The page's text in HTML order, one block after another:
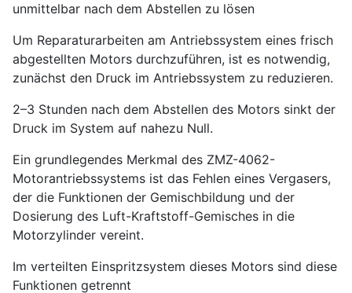
unmittelbar nach dem Abstellen zu lösen
Um Reparaturarbeiten am Antriebssystem eines frisch
abgestellten Motors durchzuführen, ist es notwendig,
zunächst den Druck im Antriebssystem zu reduzieren.
2–3 Stunden nach dem Abstellen des Motors sinkt der
Druck im System auf nahezu Null.
Ein grundlegendes Merkmal des ZMZ-4062-
Motorantriebssystems ist das Fehlen eines Vergasers,
der die Funktionen der Gemischbildung und der
Dosierung des Luft-Kraftstoff-Gemisches in die
Motorzylinder vereint.
Im verteilten Einspritzsystem dieses Motors sind diese
Funktionen getrennt